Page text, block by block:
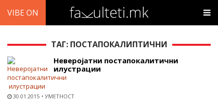
VIBE ON
ТАГ: ПОСТАПОКАЛИПТИЧНИ
Неверојатни постапокалитични
илустрации
30.01.2015 УМЕТНОСТ